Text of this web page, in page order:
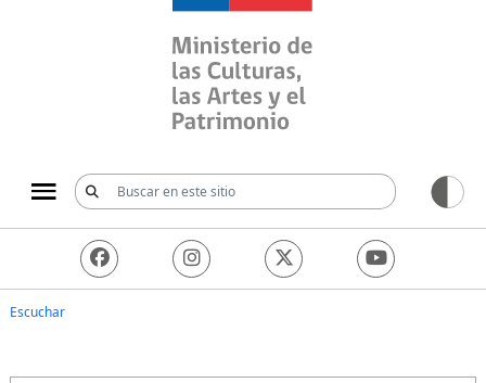
Ministerio de las
Escuchar